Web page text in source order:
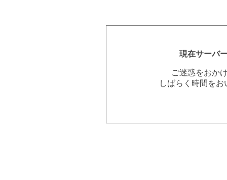
現在サーバ
ご迷惑をおか
しばらく時間を